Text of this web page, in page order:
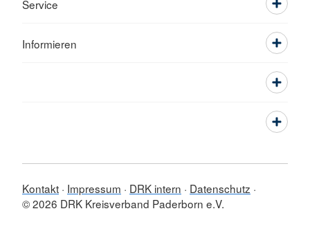
Service
Informieren
Kontakt Impressum DRK intern
Datenschutz
© 2026 DRK Kreisverband Paderborn e.V.